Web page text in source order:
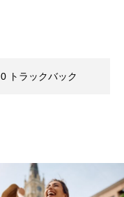
0 トラックバック